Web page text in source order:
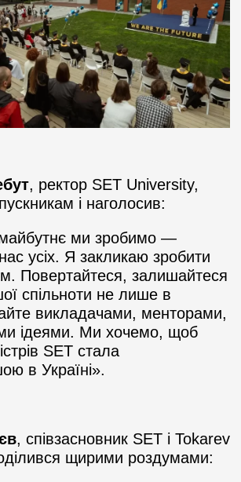
, ректор SET University,
і наголосив:
ми зробимо —
усіх. Я закликаю зробити
Повертайтеся, залишайтеся
спільноти не лише в
викладачами, менторами,
ідеями. Ми хочемо, щоб
SET стала
в Україні».
, співзасновник SET і Tokarev
щирими роздумами: